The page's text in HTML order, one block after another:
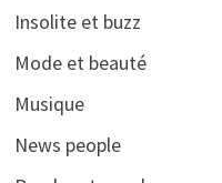
Insolite et buzz
Mode et beauté
Musique
News people